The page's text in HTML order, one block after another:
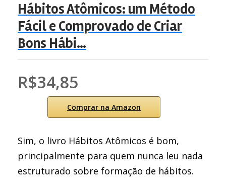
Hábitos Atômicos: um Método
Fácil e Comprovado de Criar
Bons Hábi…
R$34,85
Comprar na Amazon
Sim, o livro Hábitos Atômicos é bom,
principalmente para quem nunca leu nada
estruturado sobre formação de hábitos.